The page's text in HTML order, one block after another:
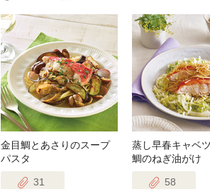
金目鯛とあさりのスープ
パスタ
31
蒸し早春キャベ
鯛のねぎ油がけ
58